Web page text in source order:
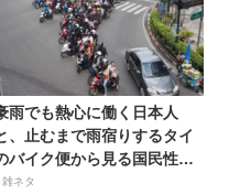
雨でも熱心に働く日本人
、止むまで雨宿りするタイ
バイク便から見る国民性の
違い
雑ネタ